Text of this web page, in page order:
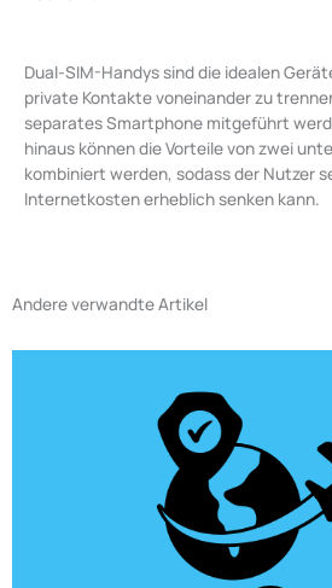
Dual-SIM-Handys sind die idealen
private Kontakte voneinander zu
separates Smartphone mitgeführt
hinaus können die Vorteile von zwei
kombiniert werden, sodass der Nutzer
Internetkosten erheblich senken kann.
Andere verwandte Artikel